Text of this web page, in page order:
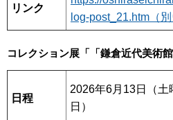
リンク
log-post_21.htm（
コレクション展「「鎌倉近代美術
日程
2026年6月13日（土
日）